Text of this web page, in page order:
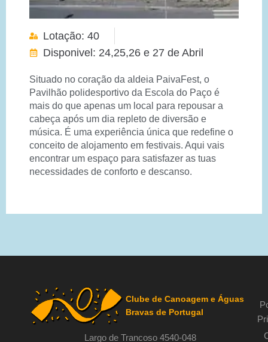
Lotação: 40
Disponivel: 24,25,26 e 27 de Abril
Situado no coração da aldeia PaivaFest, o
Pavilhão polidesportivo da Escola do Paço é
mais do que apenas um local para repousar a
cabeça após um dia repleto de diversão e
música. É uma experiência única que redefine o
conceito de alojamento em festivais. Aqui vais
encontrar um espaço para satisfazer as tuas
necessidades de conforto e descanso.
Clube de Canoagem e Águas
Bravas de Portugal
Largo de Trancoso 4540-048